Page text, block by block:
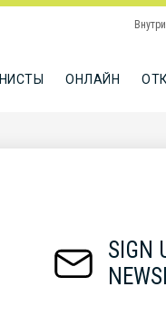
ОНЛАЙН
SIGN